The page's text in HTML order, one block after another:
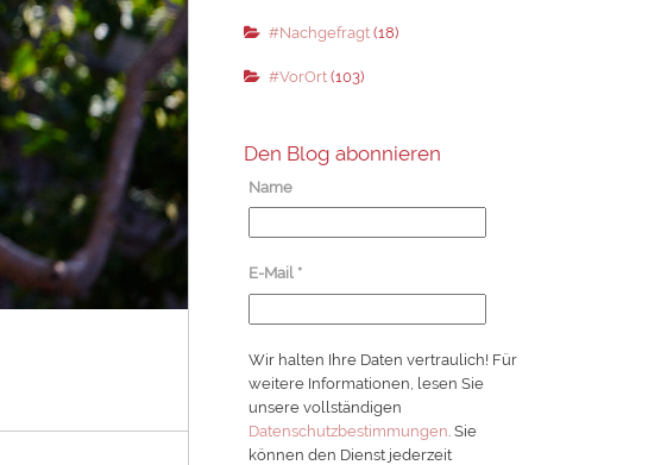
#Nachgefragt(18)
#VorOrt(103)
Den Blog abonnieren
Name
E-Mail *
Wir halten Ihre Daten vertraulich! Für
weitere Informationen, lesen Sie
unsere vollständigen
Datenschutzbestimmungen . Sie
können den Dienst jederzeit